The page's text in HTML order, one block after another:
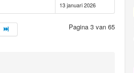
13 januari 2026
Pagina 3 van 65